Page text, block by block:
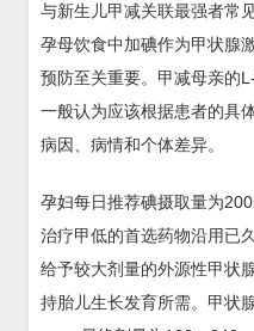
与新生儿甲减关联最强者常
孕母饮食中加碘作为甲状腺
预防至关重要。甲减母亲的
一般认为应该根据患者的具
病因、病情和个体差异。
孕妇每日推荐碘摄取量为
治疗甲低的首选药物沿用已
给予较大剂量的外源性甲状
持胎儿生长发育所需。甲状